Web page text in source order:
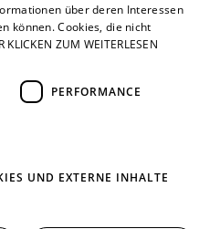
ÖFFNEN
Sie uns:
über deren Interessen
können. Cookies, die nicht
ZUM WEITERLESEN
PERFORMANCE
UND EXTERNE INHALTE